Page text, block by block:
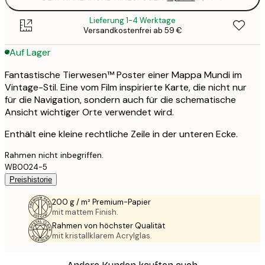
Lieferung 1-4 Werktage
Versandkostenfrei ab 59 €
Auf Lager
Fantastische Tierwesen™ Poster einer Mappa Mundi im
Vintage-Stil. Eine vom Film inspirierte Karte, die nicht nur
für die Navigation, sondern auch für die schematische
Ansicht wichtiger Orte verwendet wird.
Enthält eine kleine rechtliche Zeile in der unteren Ecke.
Rahmen nicht inbegriffen.
WB0024-5
Preishistorie
200 g / m² Premium-Papier
mit mattem Finish.
Rahmen von höchster Qualität
mit kristallklarem Acrylglas.